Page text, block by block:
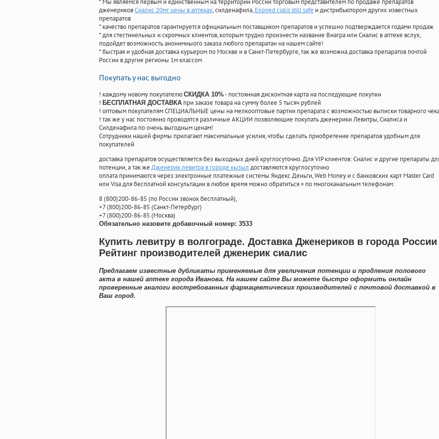
* Мы являемся первым и единственным на территории России торговым представителем по продаже препаратов
дженериковСиалис 20мг цены в аптеках, силденафила, Expired cialis still safe и дистрибьютором других известных
препаратов
* качество препаратов гарантируется официальным поставщиком препаратов и успешно подтверждается годами продаж
* для стестинельных и скромных клиентов, которым трудно произнести название Виагра или Сиалис в аптеке вслух,
подойдет возможность анонимныого заказа любого препаратан на нашем сайте!
* быстрая и удобная доставка курьером по Москве и в Санкт-Петербурге, так же возможна доставка препаратов почтой
России в другие регионы 1м классом
Покупать у нас выгодно
! каждому новому покупателю СКИДКА 10%- постоянная дисконтная карта на последующие покупки
! БЕСПЛАТНАЯ ДОСТАВКА при заказе товара на сумму более 5 тысяч рублей
! оптовым покупателям СПЕЦИАЛЬНЫЕ цены на мелкооптовые партии препарата с возможностью выписки товарного
! так же у нас постоянно проводятся различные АКЦИИ позволяющие покупать дженерики Левитры, Сиалиса и
Силденафила по очень выгодным ценам!
Cотрудники нашей фирмы прилагают максимальные усилия, чтобы сделать приобретение препаратов удобным для
покупателей
доставка препаратов осуществляется без выходных дней круглосуточно. Для VIP клиентов: Сиалис и другие препараты
потенции, а так же Дженерик левитра в городе кызыл доставляются круглосуточно
оплата принимаются через электронные платежные системы Яндекс Деньги, Web Money и с банковских карт Master Card
или Visa для бесплатной консультации в любое время можно обратиться» по многоканальным телефонам:
8(800)200-86-85 (по России звонок бесплатный),
+7(800)200-86-85 (Санкт-Петербург)
+7(800)200-86-85 (Москва)
Обязательно назовите добавочный номер: 3533
Купить левитру в волгограде. Доставка Дженериков в города России
Рейтинг производителей дженерик сиалис
Предлагаем известные дубликаты применяемые для увеличения потенции и продления полового
акта в нашей аптеке города Иванова. На нашем сайте Вы можете быстро оформить онлайн
проверенные аналоги востребованных фармацевтических производителей с почтовой доставкой в
Ваш город.